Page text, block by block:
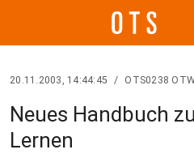
20.11.2003, 14:44:45 / OTS0238
Neues Handbuch
Lernen